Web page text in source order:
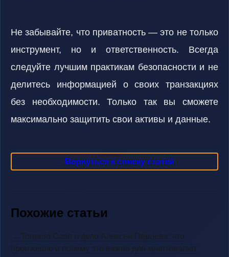
Не забывайте, что приватность — это не только
инструмент, но и ответственность. Всегда
следуйте лучшим практикам безопасности и не
делитесь информацией о своих транзакциях
без необходимости. Только так вы сможете
максимально защитить свои активы и данные.
← Вернуться к списку статей
Похожие статьи
→ Tornado Cash и дело Алексея Перцева: что
произошло и почему это важно для криптовалют